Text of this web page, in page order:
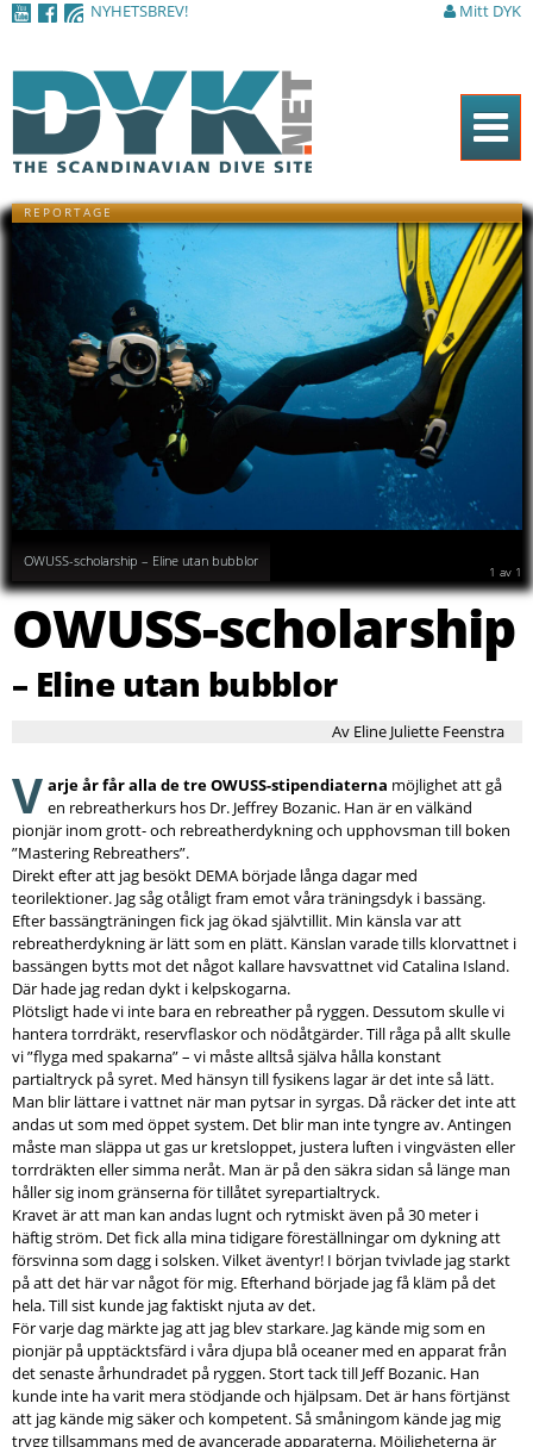
NYHETSBREV! Mitt DYK
Hem
Tidningen
Nyheter
Artiklar
DYK Guiden
Shop
Kontakt
Sök
REPORTAGE
OWUSS-scholarship – Eline utan bubblor
1 av 1
OWUSS-scholarship
– Eline utan bubblor
Av Eline Juliette Feenstra
V arje år får alla de tre OWUSS-stipendiaterna möjlighet att gå
en rebreatherkurs hos Dr. Jeffrey Bozanic. Han är en välkänd
pionjär inom grott- och rebreatherdykning och upphovsman till boken
”Mastering Rebreathers”.
Direkt efter att jag besökt DEMA började långa dagar med
teorilektioner. Jag såg otåligt fram emot våra träningsdyk i bassäng.
Efter bassängträningen fick jag ökad självtillit. Min känsla var att
rebreatherdykning är lätt som en plätt. Känslan varade tills klorvattnet i
bassängen bytts mot det något kallare havsvattnet vid Catalina Island.
Där hade jag redan dykt i kelpskogarna.
Plötsligt hade vi inte bara en rebreather på ryggen. Dessutom skulle vi
hantera torrdräkt, reservflaskor och nödåtgärder. Till råga på allt skulle
vi ”flyga med spakarna” – vi måste alltså själva hålla konstant
partialtryck på syret. Med hänsyn till fysikens lagar är det inte så lätt.
Man blir lättare i vattnet när man pytsar in syrgas. Då räcker det inte att
andas ut som med öppet system. Det blir man inte tyngre av. Antingen
måste man släppa ut gas ur kretsloppet, justera luften i vingvästen eller
torrdräkten eller simma neråt. Man är på den säkra sidan så länge man
håller sig inom gränserna för tillåtet syrepartialtryck.
Kravet är att man kan andas lugnt och rytmiskt även på 30 meter i
häftig ström. Det fick alla mina tidigare föreställningar om dykning att
försvinna som dagg i solsken. Vilket äventyr! I början tvivlade jag starkt
på att det här var något för mig. Efterhand började jag få kläm på det
hela. Till sist kunde jag faktiskt njuta av det.
För varje dag märkte jag att jag blev starkare. Jag kände mig som en
pionjär på upptäcktsfärd i våra djupa blå oceaner med en apparat från
det senaste århundradet på ryggen. Stort tack till Jeff Bozanic. Han
kunde inte ha varit mera stödjande och hjälpsam. Det är hans förtjänst
att jag kände mig säker och kompetent. Så småningom kände jag mig
trygg tillsammans med de avancerade apparaterna. Möjligheterna är